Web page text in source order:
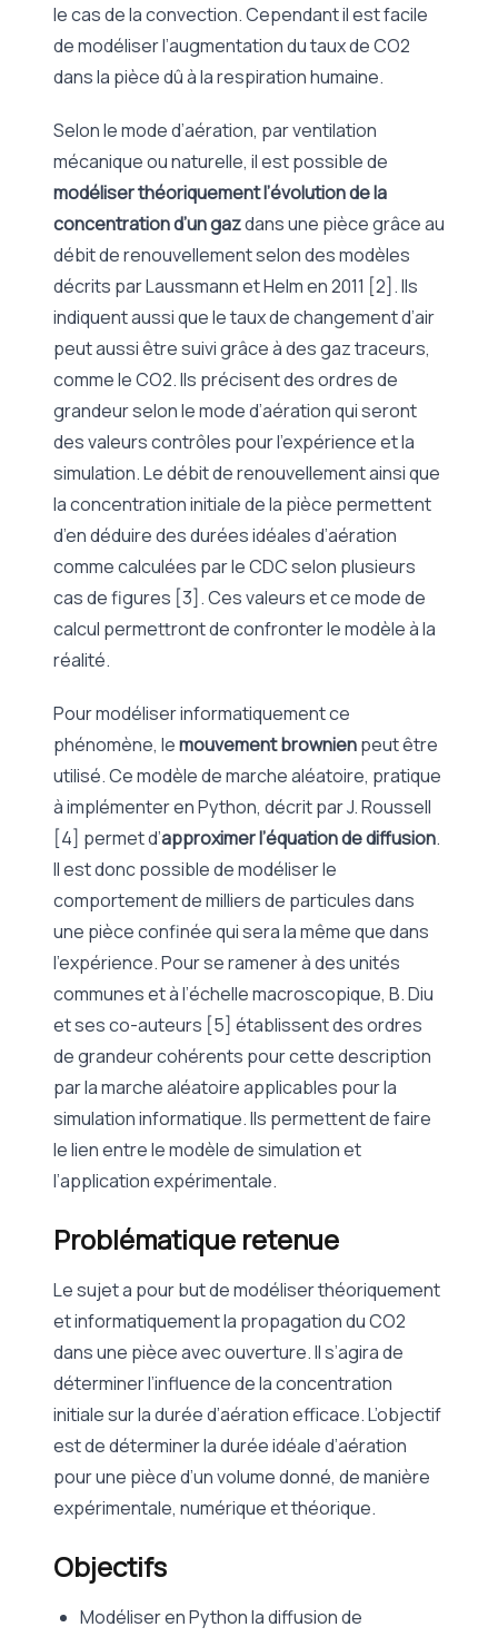
le cas de la convection. Cependant il est facile
de modéliser l’augmentation du taux de CO2
dans la pièce dû à la respiration humaine.
Selon le mode d’aération, par ventilation
mécanique ou naturelle, il est possible de
modéliser théoriquement l’évolution de la
concentration d’un gazdans une pièce grâce au
débit de renouvellement selon des modèles
décrits par Laussmann et Helm en 2011 [2]. Ils
indiquent aussi que le taux de changement d’air
peut aussi être suivi grâce à des gaz traceurs,
comme le CO2. Ils précisent des ordres de
grandeur selon le mode d’aération qui seront
des valeurs contrôles pour l’expérience et la
simulation. Le débit de renouvellement ainsi que
la concentration initiale de la pièce permettent
d’en déduire des durées idéales d’aération
comme calculées par le CDC selon plusieurs
cas de figures [3]. Ces valeurs et ce mode de
calcul permettront de confronter le modèle à la
réalité.
Pour modéliser informatiquement ce
phénomène, lemouvement brownienpeut être
utilisé. Ce modèle de marche aléatoire, pratique
à implémenter en Python, décrit par J. Roussell
[4] permet d’approximer l’équation de diffusion.
Il est donc possible de modéliser le
comportement de milliers de particules dans
une pièce confinée qui sera la même que dans
l’expérience. Pour se ramener à des unités
communes et à l’échelle macroscopique, B. Diu
et ses co-auteurs [5] établissent des ordres
de grandeur cohérents pour cette description
par la marche aléatoire applicables pour la
simulation informatique. Ils permettent de faire
le lien entre le modèle de simulation et
l’application expérimentale.
Problématique retenue
Le sujet a pour but de modéliser théoriquement
et informatiquement la propagation du CO2
dans une pièce avec ouverture. Il s’agira de
déterminer l’influence de la concentration
initiale sur la durée d’aération efficace. L’objectif
est de déterminer la durée idéale d’aération
pour une pièce d’un volume donné, de manière
expérimentale, numérique et théorique.
Objectifs
Modéliser en Python la diffusion de